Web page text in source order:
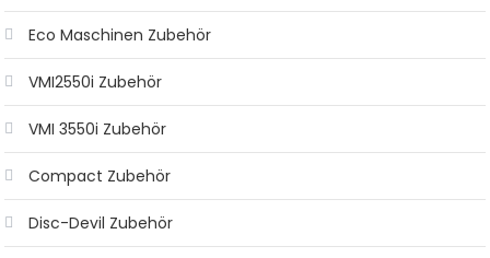
Eco Maschinen Zubehör
VMI2550i Zubehör
VMI 3550i Zubehör
Compact Zubehör
Disc-Devil Zubehör